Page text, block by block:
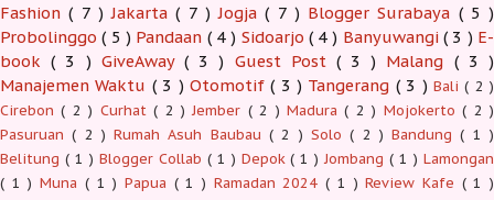
Fashion( 7 ) Jakarta( 7 ) Jogja( 7 ) Blogger Surabaya ( 5 )
Probolinggo( 5 ) Pandaan ( 4 ) Sidoarjo ( 4 ) Banyuwangi( 3 ) E-
book( 3 ) GiveAway ( 3 ) Guest Post ( 3 ) Malang ( 3 )
Manajemen Waktu ( 3 ) Otomotif( 3 ) Tangerang ( 3 ) Bali( 2 )
Cirebon( 2 ) Curhat( 2 ) Jember ( 2 ) Madura( 2 ) Mojokerto( 2 )
Pasuruan( 2 ) Rumah Asuh Baubau( 2 ) Solo( 2 ) Bandung( 1 )
Belitung ( 1 ) Blogger Collab ( 1 ) Depok( 1 ) Jombang( 1 ) Lamongan
( 1 ) Muna ( 1 ) Papua ( 1 ) Ramadan 2024( 1 ) Review Kafe ( 1 )